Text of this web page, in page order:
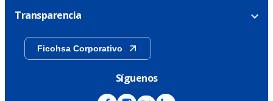
Transparencia
Ficohsa Corporativo
Síguenos